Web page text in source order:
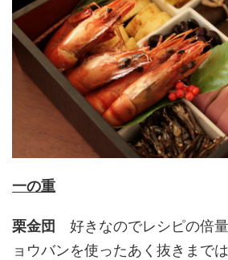
一の重
栗金団
好きなのでレシピの倍
ョウバンを使ったあく抜きまで